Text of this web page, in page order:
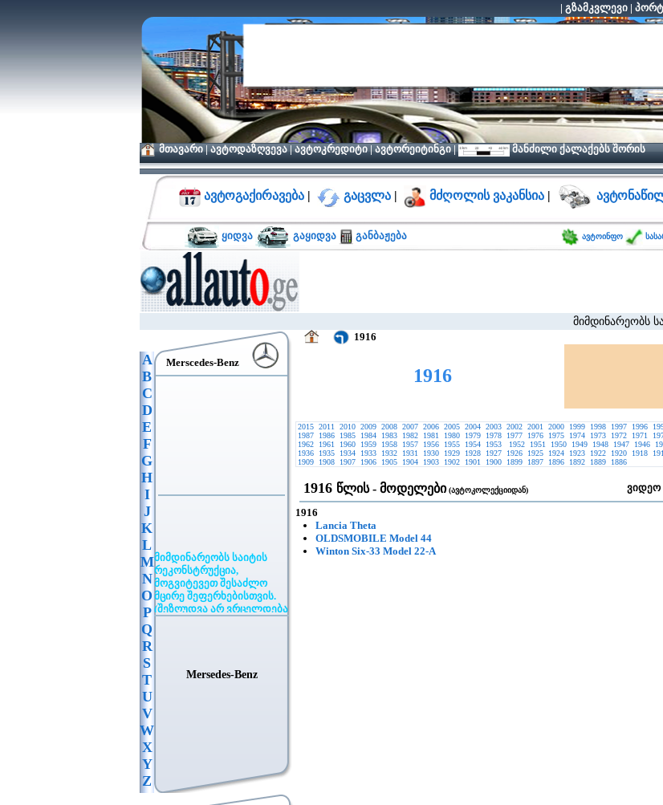
| გზამკვლევი |
მთავარი|ავტოდაზღვევა|ავტოკრედიტი|ავტორეიტინგი| მანძილი ქალაქებს შორის
ავტოგაქირავება | გაცვლა | მძღოლის ვაკანსია |
ყიდვა გაყიდვა განბაჟება ავტოინფო
მიმდინარეობს საიტის
A
B
C
D
E
F
G
H
I
J
K
L
M
N
O
P
Q
R
S
T
U
V
W
X
Y
Z
Merscedes-Benz
მიმდინარეობს საიტის
რეკონსტრუქცია,
მოგვიტევეთ შესაძლო
მცირე შეფერხებისთვის.
(შეზღუდვა არ ვრცელდება
განცხადების
Mersedes-Benz
1916
1916
2015 2011 2010 2009 2008 2007 2006 2005 2004 2003 2002 2001 2000 1999 1998 1997 1996
1987
1986 1985 1984 1983 1982 1981 1980 1979 1978 1977 1976 1975 1974 1973 1972 1971
1962
1961 1960 1959 1958 1957 1956 1955 1954 1953 1952 1951 1950 1949 1948 1947 1946
1936
1935 1934 1933 1932 1931 1930 1929 1928 1927 1926 1925 1924 1923 1922 1920 1918
1909
1908 1907 1906 1905 1904 1903 1902 1901 1900 1899 1897 1896 1892 1889 1886
1916 წლის - მოდელები(ავტოკოლექციიდან) ვიდეო
1916
Lancia Theta
OLDSMOBILE Model 44
Winton Six-33 Model 22-A